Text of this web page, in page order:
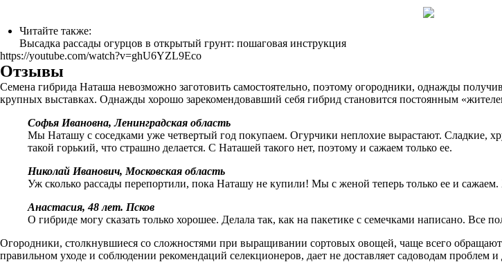
Читайте также:
Высадка рассады огурцов в открытый грунт: пошаговая инструкция
https://youtube.com/watch?v=ghU6YZL9Eco
Отзывы
Семена гибрида Наташа невозможно заготовить самостоятельно, поэтому огородники, однажды
крупных выставках. Однажды хорошо зарекомендовавший себя гибрид становится постоянным
Софья Ивановна, Ленинградская область
Мы Наташу с соседками уже четвертый год покупаем. Огурчики неплохие вырастают. Сладкие,
такой горький, что страшно делается. С Наташей такого нет, поэтому и сажаем только ее.
Николай Иванович, Московская область
Уж сколько рассады перепортили, пока Наташу не купили! Мы с женой теперь только ее и сажаем.
Анастасия, 48 лет. Псков
О гибриде могу сказать только хорошее. Делала так, как на пакетике с семечками написано. Все
Огородники, столкнувшиеся со сложностями при выращивании сортовых овощей, чаще всего
правильном уходе и соблюдении рекомендаций селекционеров, дает не доставляет садоводам проблем